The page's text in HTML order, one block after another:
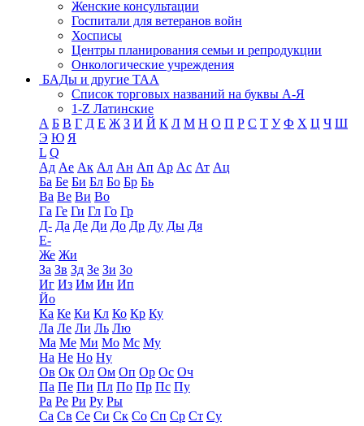
Женские консультации
Госпитали для ветеранов войн
Хосписы
Центры планирования семьи и репродукции
Онкологические учреждения
БАДы и другие ТАА
Список торговых названий на буквы А-Я
1-Z Латинские
А Б В Г Д Е Ж З И Й К Л М Н О П Р С Т У Ф Х Ц Ч Ш
Э Ю Я
L Q
Ад Ае Ак Ал Ан Ап Ар Ас Ат Ац
Ба Бе Би Бл Бо Бр Бь
Ва Ве Ви Во
Га Ге Ги Гл Го Гр
Д- Да Де Ди До Др Ду Ды Дя
Е-
Же Жи
За Зв Зд Зе Зи Зо
Иг Из Им Ин Ип
Йо
Ка Ке Ки Кл Ко Кр Ку
Ла Ле Ли Ль Лю
Ма Ме Ми Мо Мс Му
На Не Но Ну
Ов Ок Ол Ом Оп Ор Ос Оч
Па Пе Пи Пл По Пр Пс Пу
Ра Ре Ри Ру Ры
Са Св Се Си Ск Со Сп Ср Ст Су